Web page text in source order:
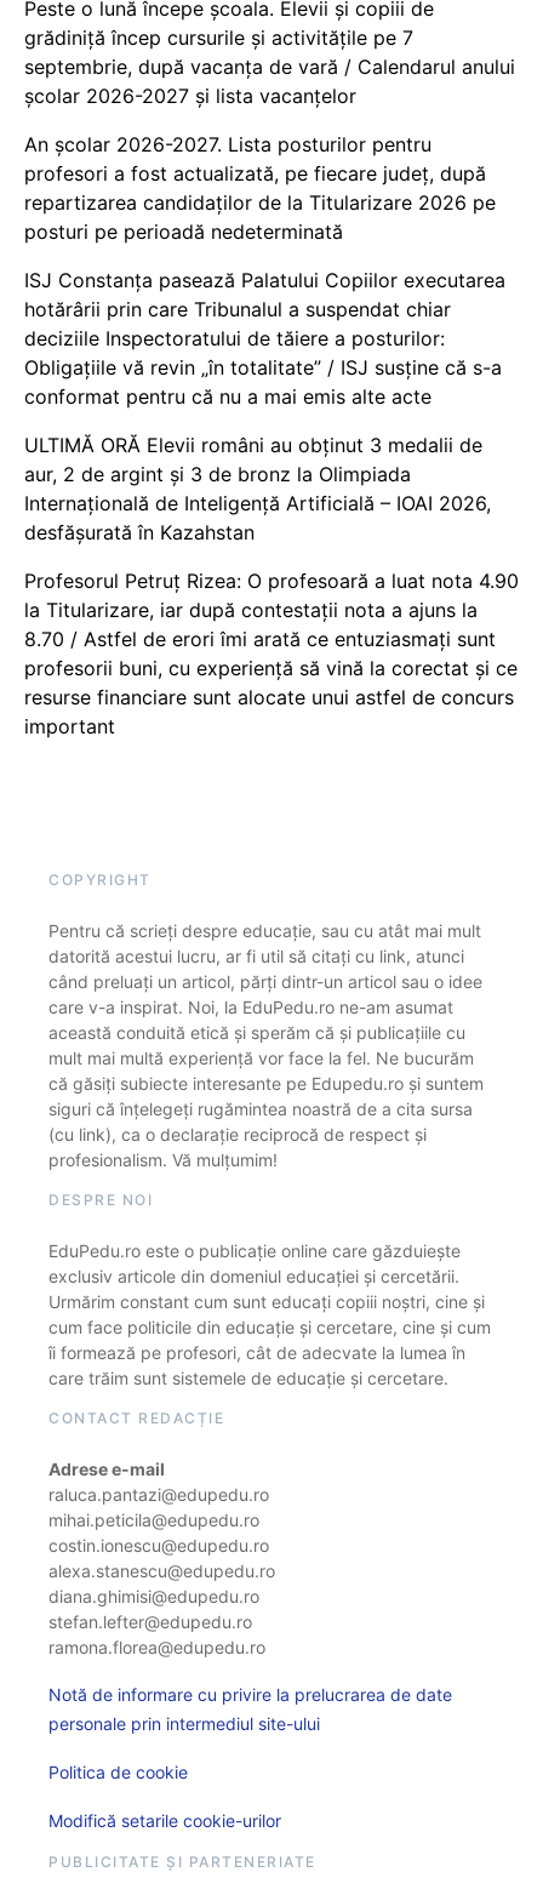
Peste o lună începe școala. Elevii și copiii de
grădiniță încep cursurile și activitățile pe 7
septembrie, după vacanța de vară / Calendarul anului
școlar 2026-2027 și lista vacanțelor
An școlar 2026-2027. Lista posturilor pentru
profesori a fost actualizată, pe fiecare județ, după
repartizarea candidaților de la Titularizare 2026 pe
posturi pe perioadă nedeterminată
ISJ Constanța pasează Palatului Copiilor executarea
hotărârii prin care Tribunalul a suspendat chiar
deciziile Inspectoratului de tăiere a posturilor:
Obligațiile vă revin „în totalitate” / ISJ susține că s-a
conformat pentru că nu a mai emis alte acte
ULTIMĂ ORĂ Elevii români au obținut 3 medalii de
aur, 2 de argint și 3 de bronz la Olimpiada
Internațională de Inteligență Artificială – IOAI 2026,
desfășurată în Kazahstan
Profesorul Petruț Rizea: O profesoară a luat nota 4.90
la Titularizare, iar după contestații nota a ajuns la
8.70 / Astfel de erori îmi arată ce entuziasmați sunt
profesorii buni, cu experiență să vină la corectat și ce
resurse financiare sunt alocate unui astfel de concurs
important
COPYRIGHT
Pentru că scrieți despre educație, sau cu atât mai mult
datorită acestui lucru, ar fi util să citați cu link, atunci
când preluați un articol, părți dintr-un articol sau o idee
care v-a inspirat. Noi, la EduPedu.ro ne-am asumat
această conduită etică și sperăm că și publicațiile cu
mult mai multă experiență vor face la fel. Ne bucurăm
că găsiți subiecte interesante pe Edupedu.ro și suntem
siguri că înțelegeți rugămintea noastră de a cita sursa
(cu link), ca o declarație reciprocă de respect și
profesionalism. Vă mulțumim!
DESPRE NOI
EduPedu.ro este o publicație online care găzduiește
exclusiv articole din domeniul educației și cercetării.
Urmărim constant cum sunt educați copiii noștri, cine și
cum face politicile din educație și cercetare, cine și cum
îi formează pe profesori, cât de adecvate la lumea în
care trăim sunt sistemele de educație și cercetare.
CONTACT REDACȚIE
Adrese e-mail
raluca.pantazi@edupedu.ro
mihai.peticila@edupedu.ro
costin.ionescu@edupedu.ro
alexa.stanescu@edupedu.ro
diana.ghimisi@edupedu.ro
stefan.lefter@edupedu.ro
ramona.florea@edupedu.ro
Notă de informare cu privire la prelucrarea de date
personale prin intermediul site-ului
Politica de cookie
Modifică setarile cookie-urilor
PUBLICITATE ȘI PARTENERIATE